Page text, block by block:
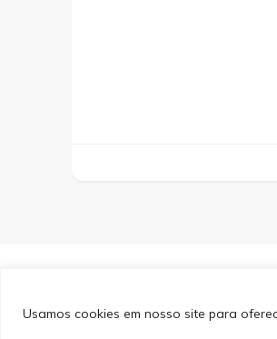
Usamos cookies em nosso site para
Privacidade